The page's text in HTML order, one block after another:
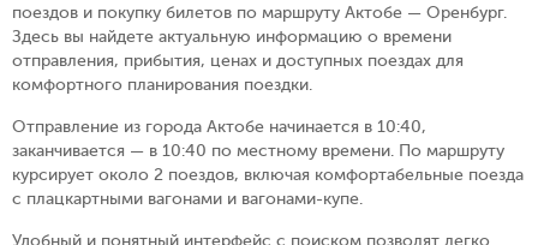
поездов и покупку билетов по маршруту Актобе — Оренбург.
Здесь вы найдете актуальную информацию о времени
отправления, прибытия, ценах и доступных поездах для
комфортного планирования поездки.
Отправление из города Актобе начинается в 10:40,
заканчивается — в 10:40 по местному времени. По маршруту
курсирует около 2 поездов, включая комфортабельные поезда
с плацкартными вагонами и вагонами-купе.
Удобный и понятный интерфейс с поиском позволят легко